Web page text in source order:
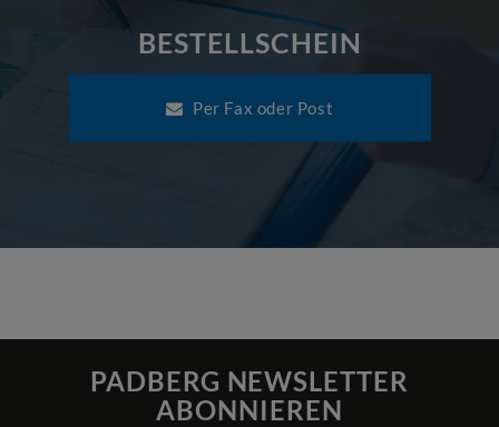
BESTELLSCHEIN
Per Fax oder Post
PADBERG NEWSLETTER
ABONNIEREN